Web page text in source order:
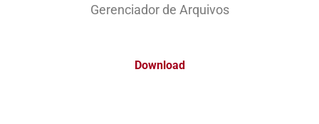
Gerenciador de Arquivos
Download